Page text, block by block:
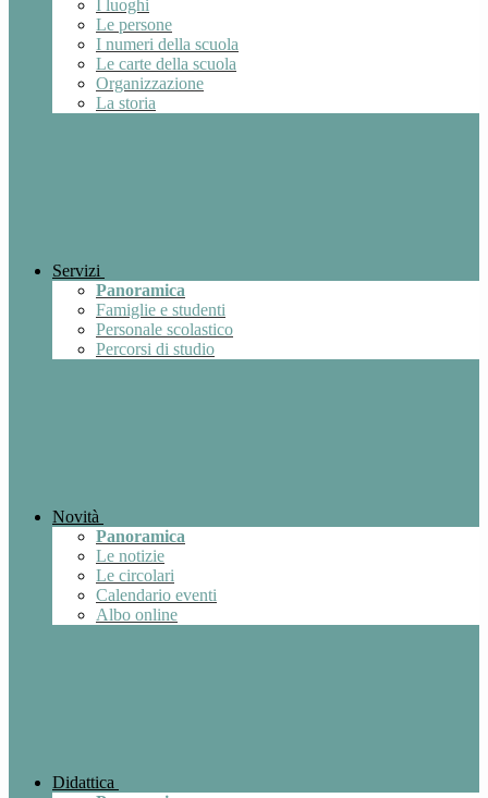
I luoghi
Le persone
I numeri della scuola
Le carte della scuola
Organizzazione
La storia
Servizi
Panoramica
Famiglie e studenti
Personale scolastico
Percorsi di studio
Novità
Panoramica
Le notizie
Le circolari
Calendario eventi
Albo online
Didattica